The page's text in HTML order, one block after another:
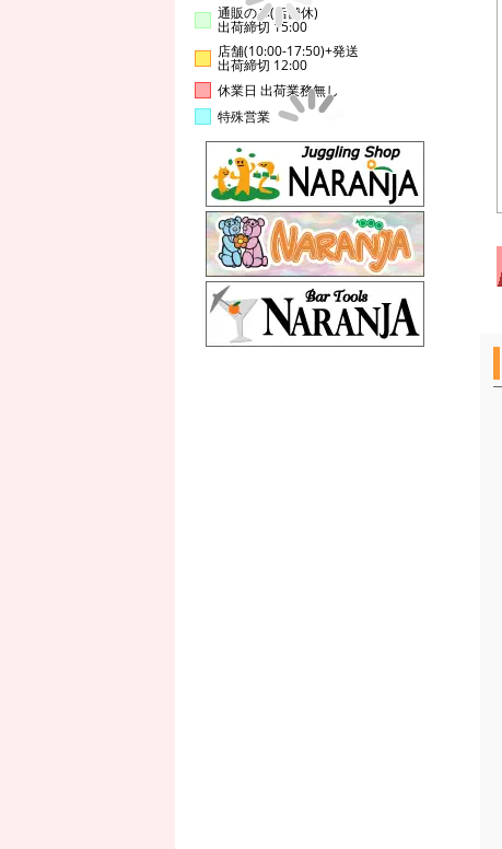
通販のみ(店舗休)
出荷締切 15:00
店舗(10:00-17:50)+発送
出荷締切 12:00
休業日 出荷業務無し
特殊営業